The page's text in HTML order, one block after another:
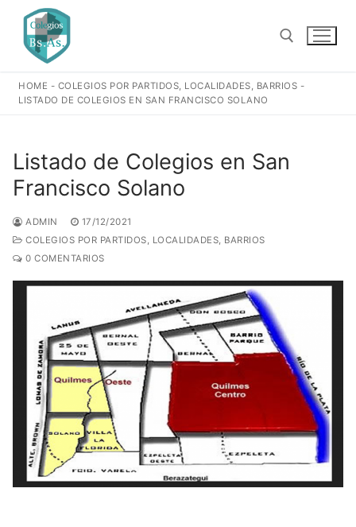
contenido
Buscar:
HOME - COLEGIOS POR PARTIDOS, LOCALIDADES, BARRIOS -
LISTADO DE COLEGIOS EN SAN FRANCISCO SOLANO
Listado de Colegios en San
Francisco Solano
ADMIN
17/12/2021
COLEGIOS POR PARTIDOS, LOCALIDADES, BARRIOS
0 COMENTARIOS